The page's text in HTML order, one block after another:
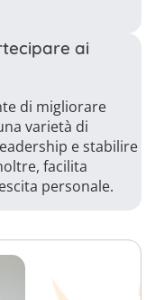
ai
di migliorare
varietà di
e stabilire
facilita
personale.